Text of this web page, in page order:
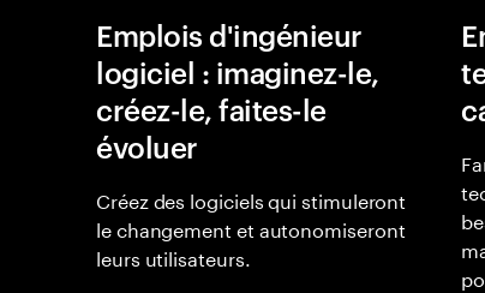
Emplois d'ingénieur
logiciel : imaginez-le,
créez-le, faites-le
évoluer
Créez des logiciels qui stimuleront
le changement et autonomiseront
leurs utilisateurs.